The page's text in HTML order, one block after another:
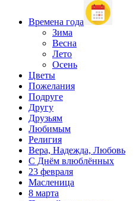
Времена года
Зима
Весна
Лето
Осень
Цветы
Пожелания
Подруге
Другу
Друзьям
Любимым
Религия
Вера, Надежда, Любовь
С Днём влюблённых
23 февраля
Масленица
8 марта